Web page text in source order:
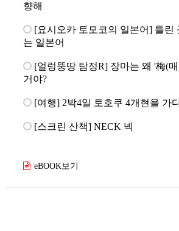
향해
[요시오카 토모코의 일본어] 틀린
는 일본어
[얼렁뚱땅 탐정R] 장마는 왜 '梅(
거야?
[여행] 2박4일 토호쿠 4개현을 가
[스크린 산책] NECK 넥
eBOOK보기